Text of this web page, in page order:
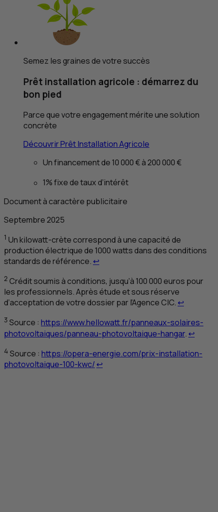
Semez les graines de votre succès
Prêt installation agricole : démarrez du
bon pied
Parce que votre engagement mérite une solution
concrète
Découvrir Prêt Installation Agricole
Un financement de 10 000 € à 200 000 €
1% fixe de taux d’intérêt
Document à caractère publicitaire
Septembre 2025
1 Un kilowatt-crète correspond à une capacité de
production électrique de 1000 watts dans des conditions
standards de référence. ↩Retour au renvoi 1
2 Crédit soumis à conditions, jusqu’à 100 000 euros pour
les professionnels. Après étude et sous réserve
d’acceptation de votre dossier par l’AgenceCIC. ↩Retour
3 Source : https://www.hellowatt.fr/panneaux-solaires-
photovoltaiques/panneau-photovoltaique-hangar. ↩
4 Source : https://opera-energie.com/prix-installation-
photovoltaique-100-kwc/↩Retour au renvoi 4